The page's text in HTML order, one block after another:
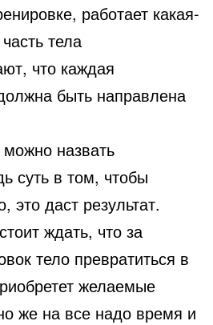
работает какая-
тела
что каждая
быть направлена
назвать
суть в том, чтобы
это даст результат.
ждать, что за
тело превратиться в
желаемые
же на все надо время и